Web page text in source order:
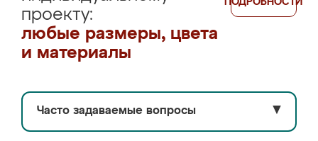
проекту:
любые размеры, цвета
и материалы
ПОДРОБНОСТИ
Часто задаваемые вопросы ▼